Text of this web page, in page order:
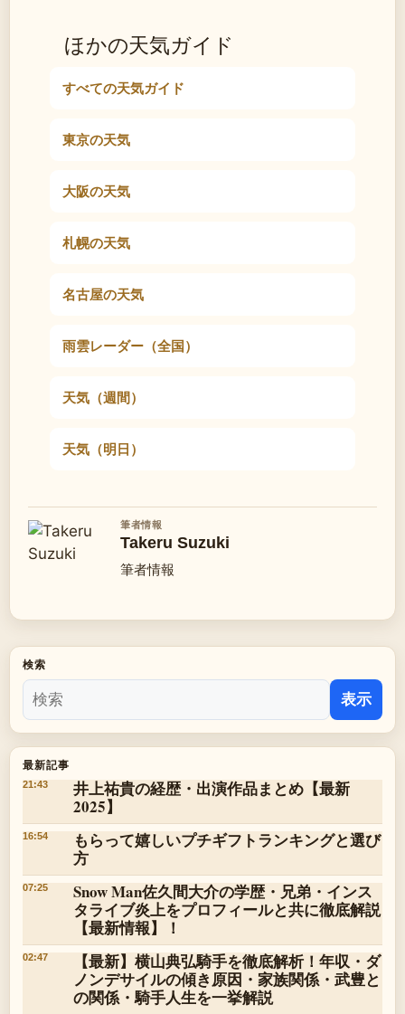
ほかの天気ガイド
すべての天気ガイド
東京の天気
大阪の天気
札幌の天気
名古屋の天気
雨雲レーダー（全国）
天気（週間）
天気（明日）
筆者情報
Takeru Suzuki
筆者情報
検索
表示
最新記事
21:43
井上祐貴の経歴・出演作品まとめ【最新
2025】
16:54
もらって嬉しいプチギフトランキングと選び
方
07:25
Snow Man佐久間大介の学歴・兄弟・インス
タライブ炎上をプロフィールと共に徹底解説
【最新情報】！
02:47
【最新】横山典弘騎手を徹底解析！年収・ダ
ノンデサイルの傾き原因・家族関係・武豊と
の関係・騎手人生を一挙解説